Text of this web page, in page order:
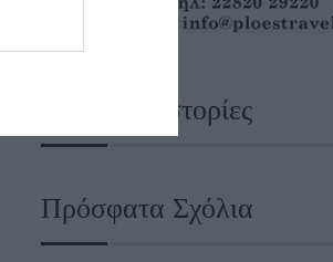
Ναυτικές Ιστορίες
Πρόσφατα Σχόλια